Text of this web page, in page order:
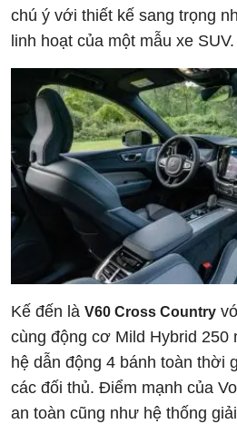
chú ý với thiết kế sang trọng
linh hoạt của một mẫu xe SUV.
Kế đến là V60 Cross Country
cùng động cơ Mild Hybrid 250
hệ dẫn động 4 bánh toàn thời
các đối thủ. Điểm mạnh của
an toàn cũng như hệ thống